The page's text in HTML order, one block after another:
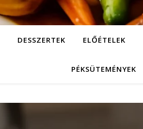
DESSZERTEK ELŐÉTELEK
PÉKSÜTEMÉNYEK